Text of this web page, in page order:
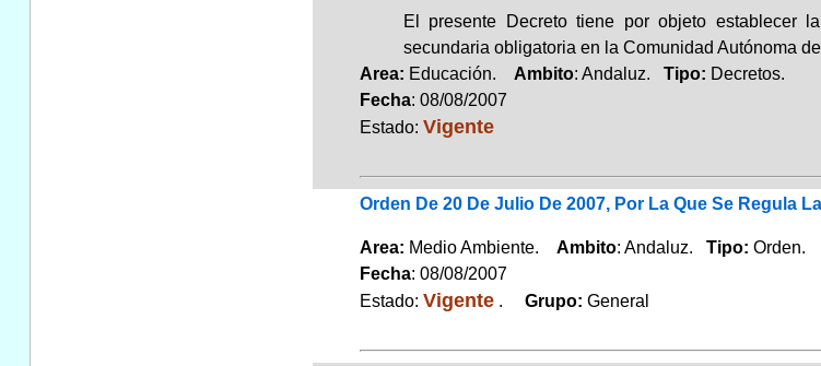
El presente Decreto tiene por objeto establecer
secundaria obligatoria en la Comunidad Autónoma
Area: Educación. Ambito: Andaluz. Tipo: Decretos.
Fecha: 08/08/2007
Estado: Vigente
Orden De 20 De Julio De 2007, Por La Que Se Regula
Area: Medio Ambiente. Ambito: Andaluz. Tipo: Orden.
Fecha: 08/08/2007
Estado: Vigente. Grupo: General